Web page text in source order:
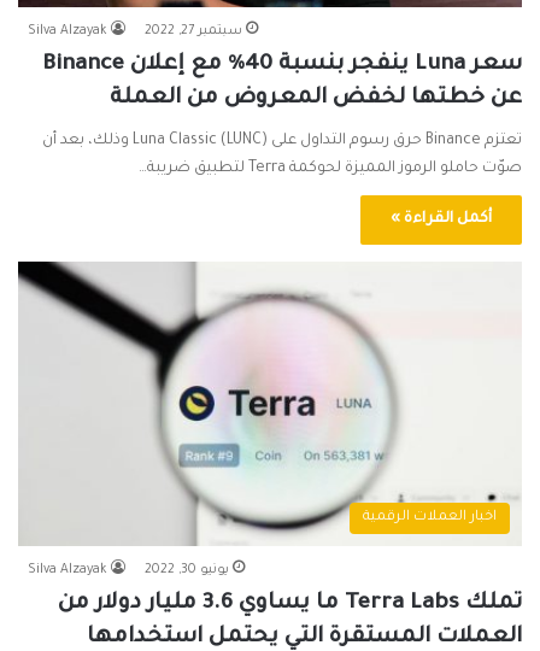
Silva Alzayak سبتمبر 27, 2022
سعر Luna ينفجر بنسبة 40٪ مع إعلان Binance
عن خطتها لخفض المعروض من العملة
تعتزم Binance حرق رسوم التداول على Luna Classic (LUNC) وذلك، بعد أن
صوّت حاملو الرموز المميزة لحوكمة Terra لتطبيق ضريبة…
أكمل القراءة »
اخبار العملات الرقمية
Silva Alzayak يونيو 30, 2022
تملك Terra Labs ما يساوي 3.6 مليار دولار من
العملات المستقرة التي يحتمل استخدامها